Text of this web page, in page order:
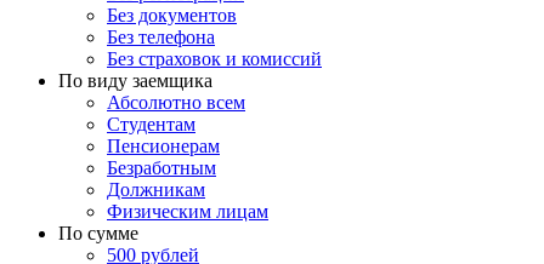
Без документов
Без телефона
Без страховок и комиссий
По виду заемщика
Абсолютно всем
Студентам
Пенсионерам
Безработным
Должникам
Физическим лицам
По сумме
500 рублей